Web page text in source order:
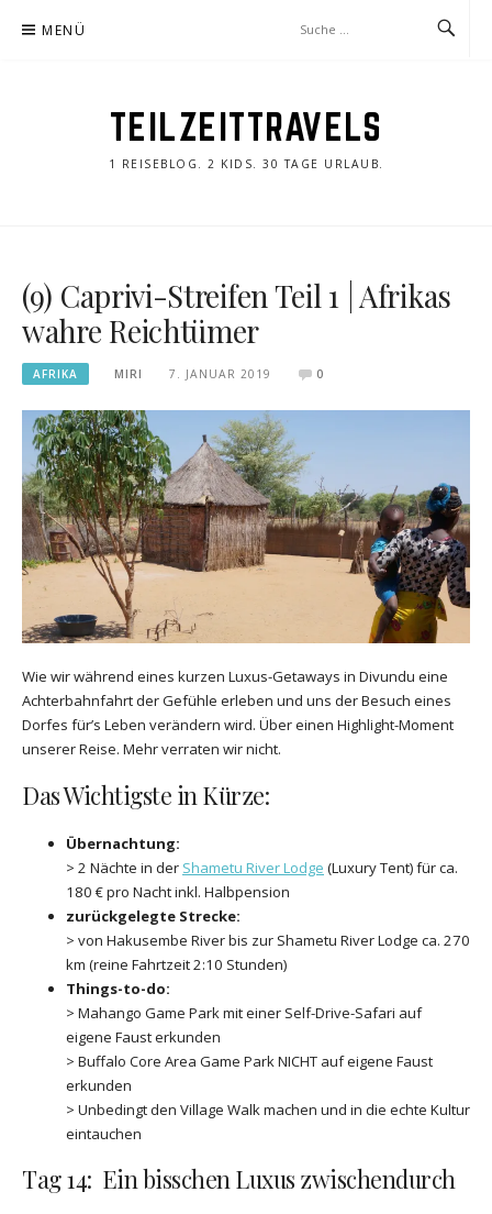
Inhalt MENÜ
TEILZEITTRAVELS
1 REISEBLOG. 2 KIDS. 30 TAGE URLAUB.
(9) Caprivi-Streifen Teil 1 | Afrikas
wahre Reichtümer
AFRIKA MIRI 7. JANUAR 2019 0
Wie wir während eines kurzen Luxus-Getaways in Divundu eine
Achterbahnfahrt der Gefühle erleben und uns der Besuch eines
Dorfes für’s Leben verändern wird. Über einen Highlight-Moment
unserer Reise. Mehr verraten wir nicht.
Das Wichtigste in Kürze:
Übernachtung:
> 2 Nächte in der Shametu River Lodge (Luxury Tent) für ca.
180 € pro Nacht inkl. Halbpension
zurückgelegte Strecke:
> von Hakusembe River bis zur Shametu River Lodge ca. 270
km (reine Fahrtzeit 2:10 Stunden)
Things-to-do:
> Mahango Game Park mit einer Self-Drive-Safari auf
eigene Faust erkunden
> Buffalo Core Area Game Park NICHT auf eigene Faust
erkunden
> Unbedingt den Village Walk machen und in die echte Kultur
eintauchen
Tag 14: Ein bisschen Luxus zwischendurch